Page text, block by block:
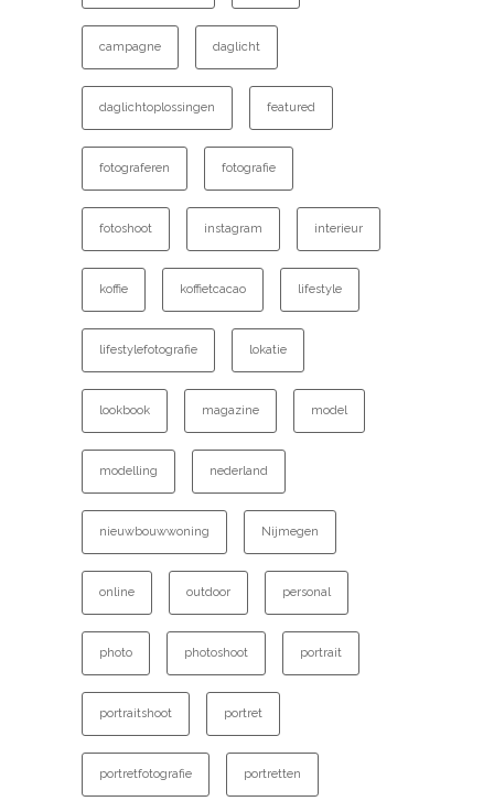
campagne daglicht
daglichtoplossingen featured
fotograferen fotografie
fotoshoot instagram interieur
koffie koffietcacao lifestyle
lifestylefotografie lokatie
lookbook magazine model
modelling nederland
nieuwbouwwoning Nijmegen
online outdoor personal
photo photoshoot portrait
portraitshoot portret
portretfotografie portretten